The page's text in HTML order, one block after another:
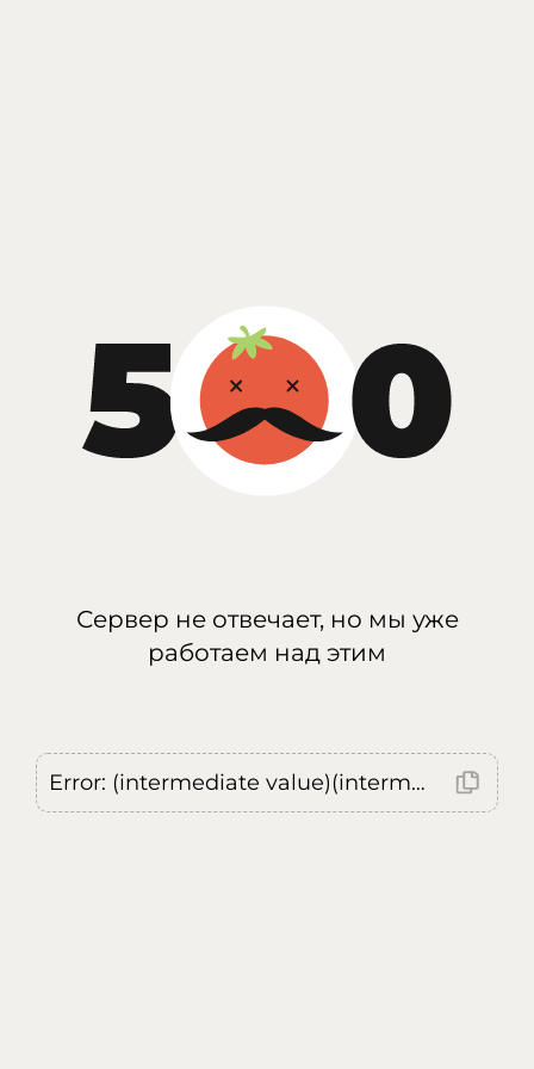
Сервер не отвечает, но мы уже
работаем над этим
Error: (intermediate value)(intermediate value)(intermediate value).replaceAll is not a function